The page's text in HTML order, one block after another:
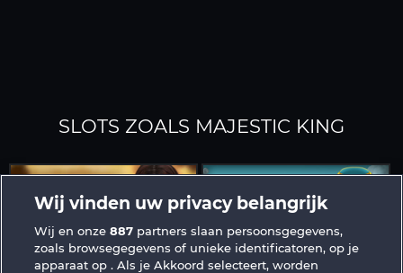
SLOTS ZOALS MAJESTIC KING
Wij vinden uw privacy belangrijk
Wij en onze887 partners slaan persoonsgegevens,
zoals browsegegevens of unieke identificatoren, op je
apparaat op . Als je Akkoord selecteert, worden